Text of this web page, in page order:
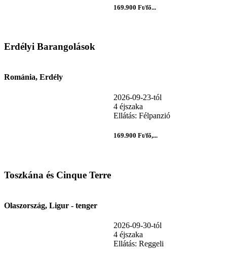
169.900 Ft/fő...
Erdélyi Barangolások
Románia, Erdély
2026-09-23-tól
4 éjszaka
Ellátás: Félpanzió
169.900 Ft/fő,...
Toszkána és Cinque Terre
Olaszország, Ligur - tenger
2026-09-30-tól
4 éjszaka
Ellátás: Reggeli